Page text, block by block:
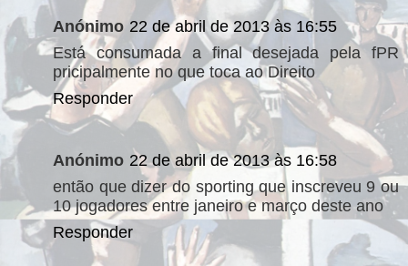
Anónimo 22 de abril de 2013 às 16:55
Está consumada a final desejada pela fPR
pricipalmente no que toca ao Direito
Responder
Anónimo 22 de abril de 2013 às 16:58
então que dizer do sporting que inscreveu 9 ou
10 jogadores entre janeiro e março deste ano
Responder